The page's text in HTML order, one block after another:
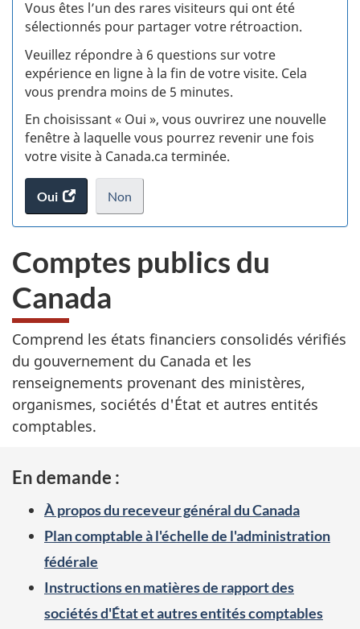
Vous êtes l’un des rares visiteurs qui ont été
sélectionnés pour partager votre rétroaction.
Veuillez répondre à 6 questions sur votre
expérience en ligne à la fin de votre visite. Cela
vous prendra moins de 5 minutes.
En choisissant « Oui », vous ouvrirez une nouvelle
fenêtre à laquelle vous pourrez revenir une fois
votre visite à Canada.ca terminée.
Oui
accéder
au
Non
je
pas
du
site
web,
.
Comptes publics du
Canada
Comprend les états financiers consolidés vérifiés
du gouvernement du Canada et les
renseignements provenant des ministères,
organismes, sociétés d'État et autres entités
comptables.
En demande :
À propos du receveur général du Canada
Plan comptable à l'échelle de l'administration
fédérale
Instructions en matières de rapport des
sociétés d'État et autres entités comptables